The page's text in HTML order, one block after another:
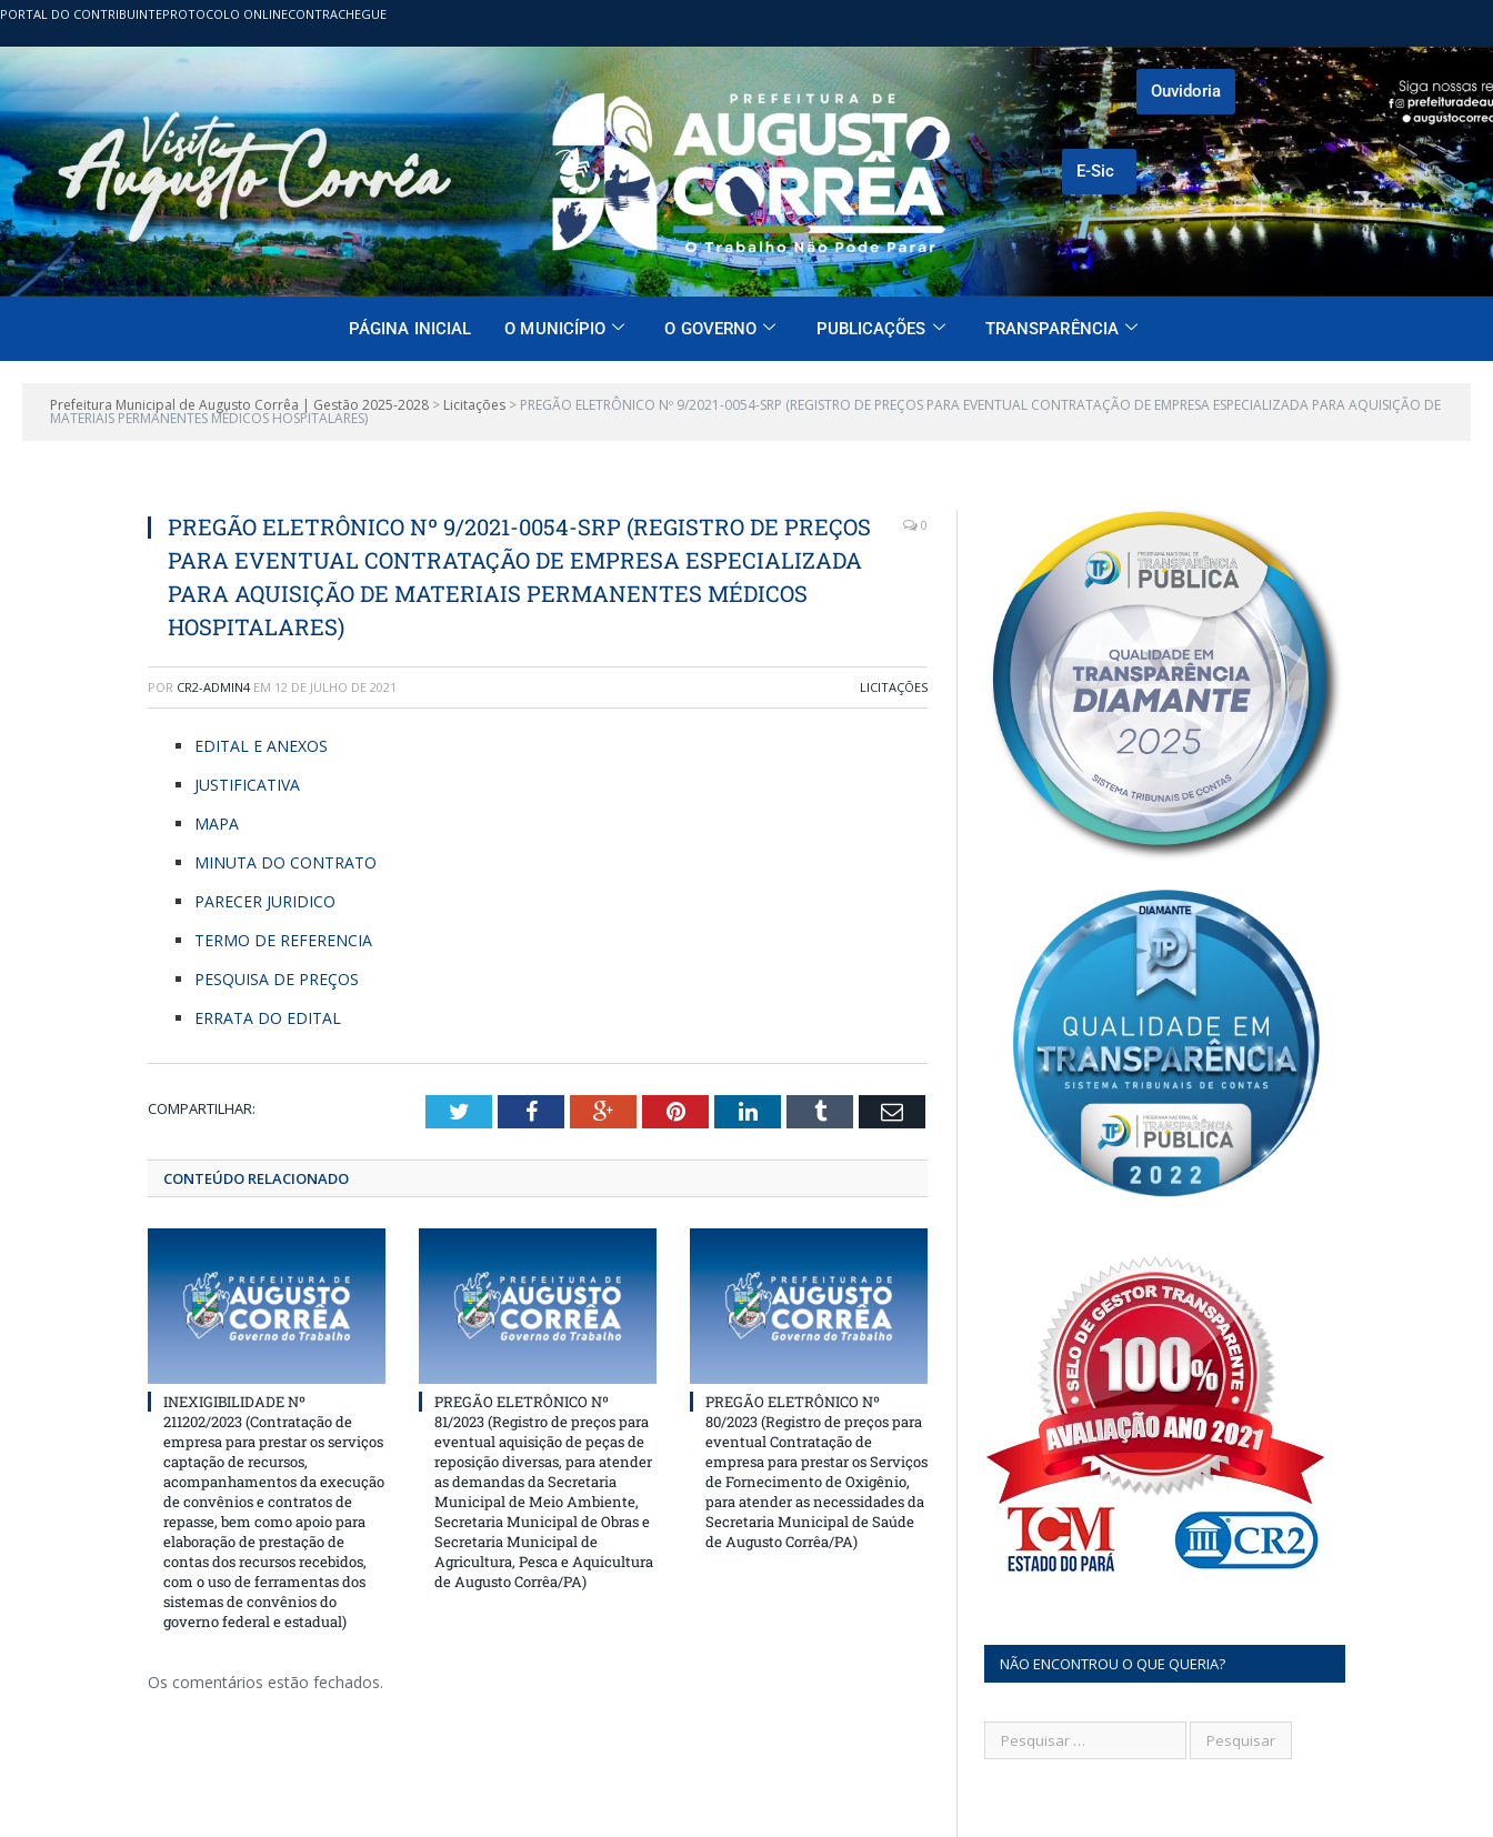
PORTAL DO CONTRIBUINTEPROTOCOLO ONLINECONTRACHEGUE
E-Sic
Ouvidoria
PÁGINA INICIAL O MUNICÍPIO O GOVERNO PUBLICAÇÕES TRANSPARÊNCIA
Prefeitura Municipal de Augusto Corrêa | Gestão 2025-2028 > Licitações > PREGÃO ELETRÔNICO Nº 9/2021-0054-SRP (REGISTRO DE PREÇOS PARA EVENTUAL CONTRATAÇÃO DE EMPRESA ESPECIALIZADA PARA AQUISIÇÃO DE
MATERIAIS PERMANENTES MÉDICOS HOSPITALARES)
PREGÃO ELETRÔNICO Nº 9/2021-0054-SRP (REGISTRO DE PREÇOS
PARA EVENTUAL CONTRATAÇÃO DE EMPRESA ESPECIALIZADA
PARA AQUISIÇÃO DE MATERIAIS PERMANENTES MÉDICOS
HOSPITALARES)
0
POR CR2-ADMIN4 EM 12 DE JULHO DE 2021 LICITAÇÕES
EDITAL E ANEXOS
JUSTIFICATIVA
MAPA
MINUTA DO CONTRATO
PARECER JURIDICO
TERMO DE REFERENCIA
PESQUISA DE PREÇOS
ERRATA DO EDITAL
COMPARTILHAR: TwitterFacebookGoogle+Pinterest
LinkedInTumblrEmail
CONTEÚDO RELACIONADO
INEXIGIBILIDADE Nº
211202/2023 (Contratação de
empresa para prestar os serviços
captação de recursos,
acompanhamentos da execução
de convênios e contratos de
repasse, bem como apoio para
elaboração de prestação de
contas dos recursos recebidos,
com o uso de ferramentas dos
sistemas de convênios do
governo federal e estadual)
PREGÃO ELETRÔNICO Nº
81/2023 (Registro de preços para
eventual aquisição de peças de
reposição diversas, para atender
as demandas da Secretaria
Municipal de Meio Ambiente,
Secretaria Municipal de Obras e
Secretaria Municipal de
Agricultura, Pesca e Aquicultura
de Augusto Corrêa/PA)
PREGÃO ELETRÔNICO Nº
80/2023 (Registro de preços para
eventual Contratação de
empresa para prestar os Serviços
de Fornecimento de Oxigênio,
para atender as necessidades da
Secretaria Municipal de Saúde
de Augusto Corrêa/PA)
Os comentários estão fechados.
NÃO ENCONTROU O QUE QUERIA?